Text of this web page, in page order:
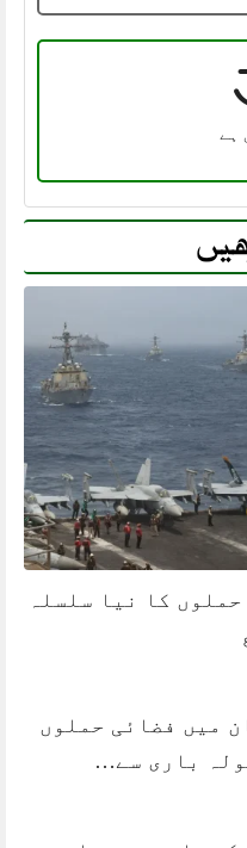
ہے
حملوں کا نیا سلسلہ
میں فضائی حملوں
باری سے…